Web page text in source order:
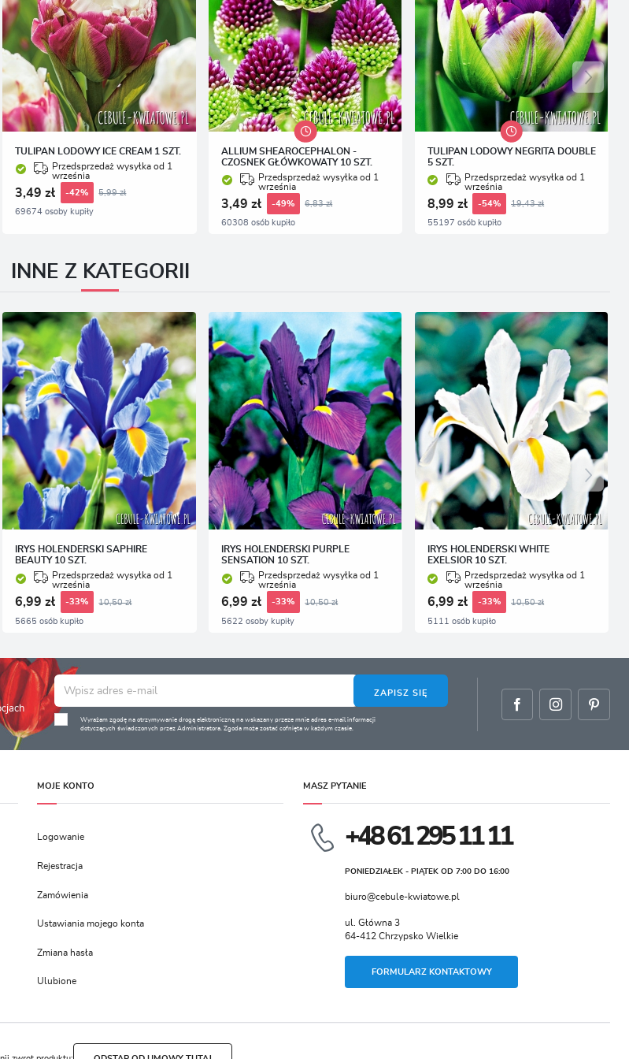
TULIPAN LODOWY ICE CREAM 1 SZT.
Przedsprzedaż wysyłka od 1
września
3,49 zł -42% 5,99 zł
69674 osoby kupiły
ALLIUM SHEAROCEPHALON -
CZOSNEK GŁÓWKOWATY 10 SZT.
Przedsprzedaż wysyłka od 1
września
3,49 zł -49% 6,83 zł
60308 osób kupiło
TULIPAN LODOWY NEGRITA DOUBLE
5 SZT.
Przedsprzedaż wysyłka od 1
września
8,99 zł -54% 19,43 zł
55197 osób kupiło
INNE Z KATEGORII
IRYS HOLENDERSKI SAPHIRE
BEAUTY 10 SZT.
Przedsprzedaż wysyłka od 1
września
6,99 zł -33% 10,50 zł
5665 osób kupiło
IRYS HOLENDERSKI PURPLE
SENSATION 10 SZT.
Przedsprzedaż wysyłka od 1
września
6,99 zł -33% 10,50 zł
5622 osoby kupiły
IRYS HOLENDERSKI WHITE
EXELSIOR 10 SZT.
Przedsprzedaż wysyłka od 1
września
6,99 zł -33% 10,50 zł
5111 osób kupiło
ZAPISZ SIĘ
Wyrażam zgodę na otrzymywanie drogą elektroniczną na wskazany przeze mnie adres e-mail informacji
dotyczących świadczonych przez Administratora. Zgoda może zostać cofnięta w każdym czasie.
MOJE KONTO
Logowanie
Rejestracja
Zamówienia
Ustawiania mojego konta
Zmiana hasła
Ulubione
MASZ PYTANIE
+48 61 295 11 11
PONIEDZIAŁEK - PIĄTEK OD 7:00 DO 16:00
biuro@cebule-kwiatowe.pl
ul. Główna 3
64-412 Chrzypsko Wielkie
FORMULARZ KONTAKTOWY